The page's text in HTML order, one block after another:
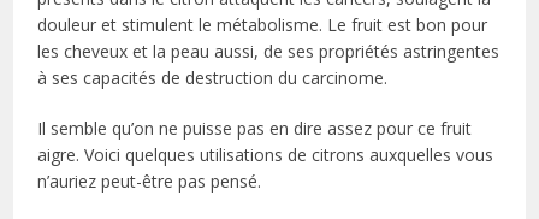
douleur et stimulent le métabolisme. Le fruit est bon pour
les cheveux et la peau aussi, de ses propriétés astringentes
à ses capacités de destruction du carcinome.
Il semble qu’on ne puisse pas en dire assez pour ce fruit
aigre. Voici quelques utilisations de citrons auxquelles vous
n’auriez peut-être pas pensé.